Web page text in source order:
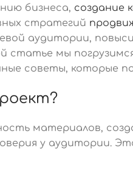
бизнеса, создание
стратегий
аудитории,
статье мы
советы, которые
материалов,
у аудитории.